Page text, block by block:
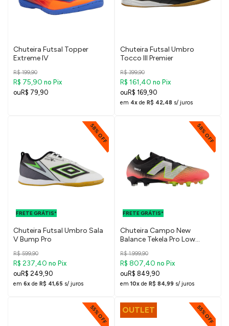
Chuteira Futsal Topper
Extreme IV
R$ 199,90
R$ 75,90 no Pix
R$ 79,90
Chuteira Futsal Umbro
Tocco III Premier
R$ 399,90
R$ 161,40 no Pix
R$ 169,90
em 4x de R$ 42,48 s/ juros
58% OFF
FRETE GRÁTIS*
Chuteira Futsal Umbro Sala
V Bump Pro
R$ 599,90
R$ 237,40 no Pix
R$ 249,90
em 6x de R$ 41,65 s/ juros
58% OFF
FRETE GRÁTIS*
Chuteira Campo New
Balance Tekela Pro Low
R$ 1.999,90
R$ 807,40 no Pix
R$ 849,90
em 10x de R$ 84,99 s/ juros
55% OFF OUTLET 55% OFF